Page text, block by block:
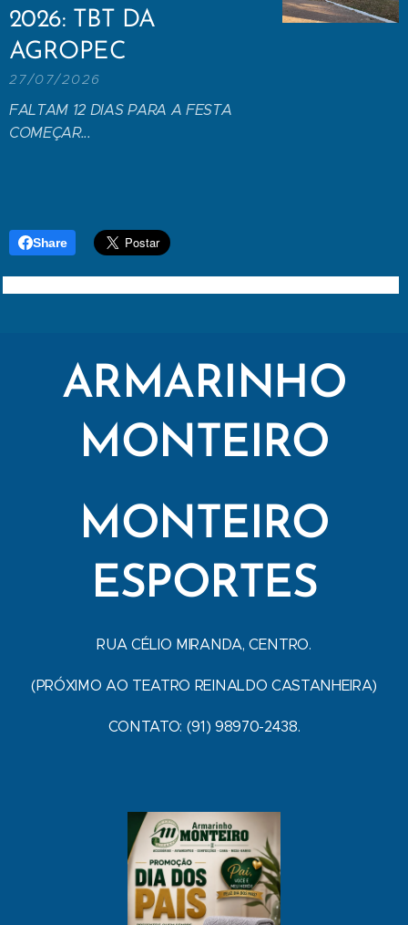
2026: TBT DA
AGROPEC
27/07/2026
FALTAM 12 DIAS PARA A FESTA
COMEÇAR...
Share
ARMARINHO
MONTEIRO
MONTEIRO
ESPORTES
RUA CÉLIO MIRANDA, CENTRO.
(PRÓXIMO AO TEATRO REINALDO CASTANHEIRA)
CONTATO: (91) 98970-2438.